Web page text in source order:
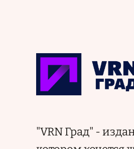
"VRN Град" -